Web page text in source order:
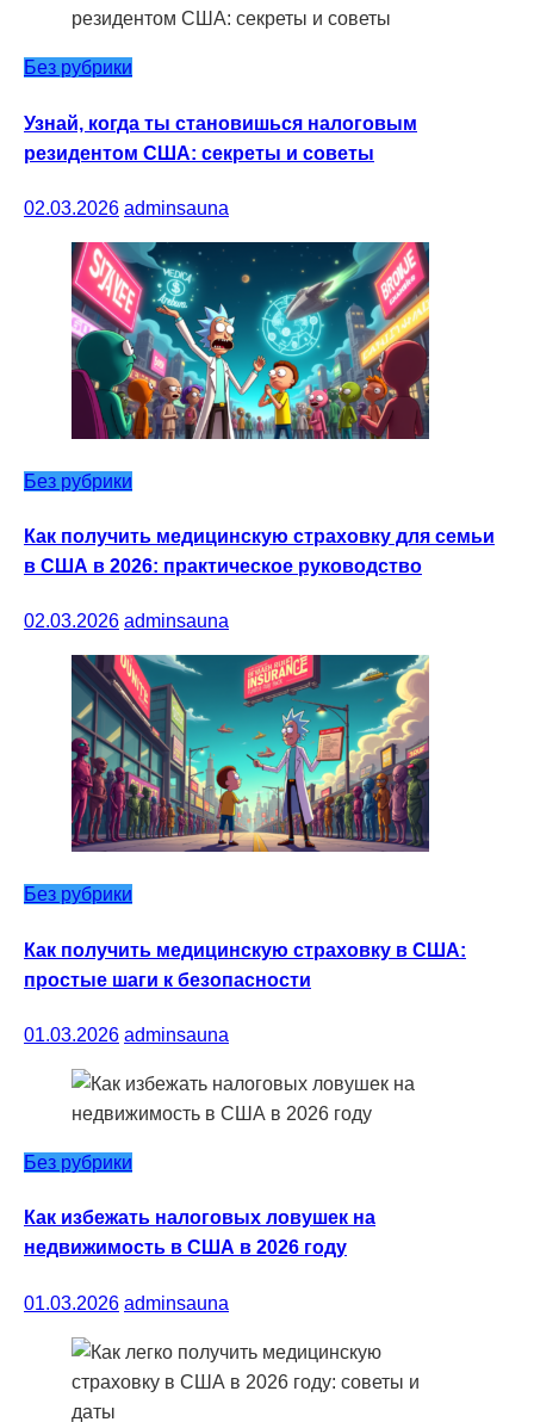
Без рубрики
Узнай, когда ты становишься налоговым
резидентом США: секреты и советы
02.03.2026 adminsauna
Без рубрики
Как получить медицинскую страховку для семьи
в США в 2026: практическое руководство
02.03.2026 adminsauna
Без рубрики
Как получить медицинскую страховку в США:
простые шаги к безопасности
01.03.2026 adminsauna
Без рубрики
Как избежать налоговых ловушек на
недвижимость в США в 2026 году
01.03.2026 adminsauna